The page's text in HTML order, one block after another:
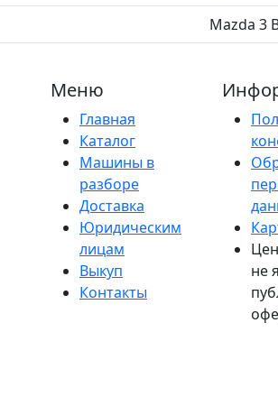
Mazda 3
Меню
Главная
Каталог
Машины в
разборе
Доставка
Юридическим
лицам
Выкуп
Контакты
не